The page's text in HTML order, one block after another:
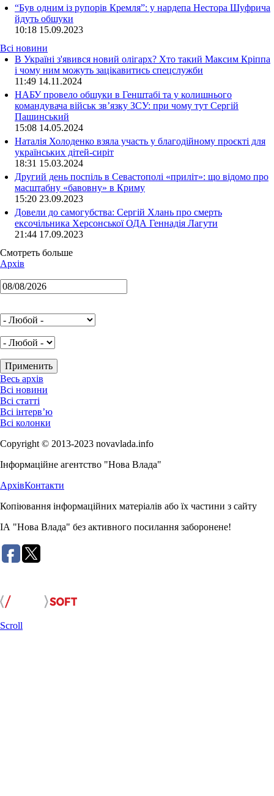
“Був одним із рупорів Кремля”: у нардепа Нестора Шуфрича
йдуть обшуки
10:18 15.09.2023
Всі новини
В Україні з'явився новий олігарх? Хто такий Максим Кріппа
і чому ним можуть зацікавитись спецслужби
11:49 14.11.2024
НАБУ провело обшуки в Генштабі та у колишнього
командувача військ зв’язку ЗСУ: при чому тут Сергій
Пашинський
15:08 14.05.2024
Наталія Холоденко взяла участь у благодійному проєкті для
українських дітей-сиріт
18:31 15.03.2024
Другий день поспіль в Севастополі «приліт»: що відомо про
масштабну «бавовну» в Криму
15:20 23.09.2023
Довели до самогубства: Сергій Хлань про смерть
ексочільника Херсонської ОДА Геннадія Лагути
21:44 17.09.2023
Смотреть больше
Архів
Весь архів
Всі новини
Всі статті
Всі інтерв’ю
Всі колонки
Copyright © 2013-2023 novavlada.info
Інформаційне агентство "Нова Влада"
АрхівКонтакти
Копіювання інформаційних матеріалів або їх частини з сайту
ІА "Нова Влада" без активного посилання заборонене!
Scroll